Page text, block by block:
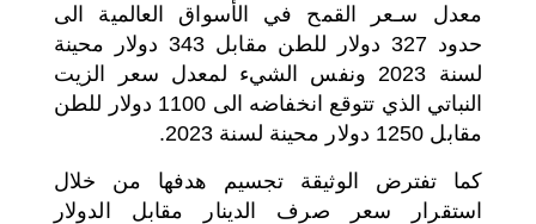
معدل سـعر القمح في الأسواق العالمية الى
حدود 327 دولار للطن مقابل 343 دولار محينة
لسنة 2023 ونفس الشيء لمعدل سعر الزيت
النباتي الذي تتوقع انخفاضه الى 1100 دولار للطن
مقابل 1250 دولار محينة لسنة 2023.
كما تفترض الوثيقة تجسيم هدفها من خلال
استقرار سعر صرف الدينار مقابل الدولار